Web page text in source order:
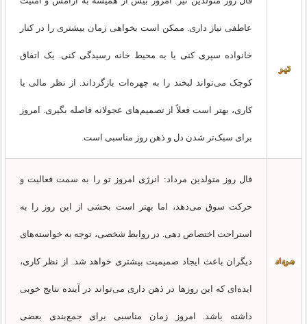
عاطفی نیاز داری. ممکن است بخواهی زمان بیشتری را در کنار
خانواده سپری کنی یا به محیط خانه رسیدگی کنی. یک اتفاق
کوچک می‌تواند لبخند را به چهره‌ات بازگرداند. از نظر مالی یا
کاری، بهتر است فعلاً از تصمیم‌های عجولانه فاصله بگیری. امروز
برای سبک‌تر شدن دل و ذهن روز مناسبی است.
فال روز متولدین مرداد: انرژی امروز تو را به سمت فعالیت و
حرکت سوق می‌دهد، اما بهتر است بخشی از این روز را به
استراحت اختصاص دهی. در روابط شخصی، توجه به خواسته‌های
دیگران باعث ایجاد صمیمیت بیشتری خواهد شد. از نظر کاری،
ایده‌ای که این روزها در ذهن داری می‌تواند در آینده نتایج خوبی
داشته باشد. امروز زمان مناسبی برای جمع‌بندی بعضی